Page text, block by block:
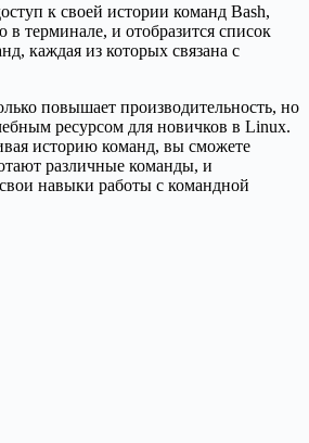
к своей истории команд Bash,
в терминале, и отобразится список
каждая из которых связана с
повышает производительность, но
ресурсом для новичков в Linux.
историю команд, вы сможете
различные команды, и
навыки работы с командной